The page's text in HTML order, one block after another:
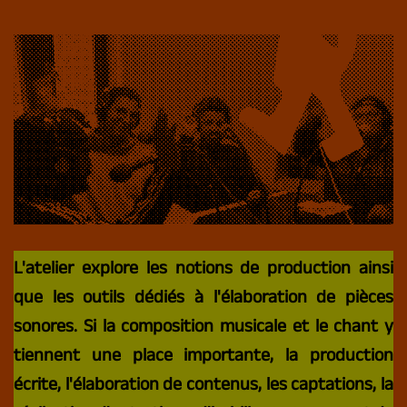
LE REGARD DU NORD
L'atelier explore les notions de production ainsi
que les outils dédiés à l'élaboration de pièces
sonores. Si la composition musicale et le chant y
tiennent une place importante, la production
écrite, l'élaboration de contenus, les captations, la